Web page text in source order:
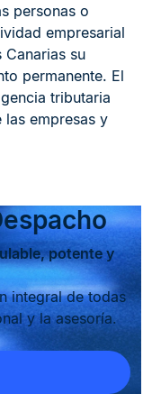
personas o
empresarial
su
permanente. El
tributaria
las empresas y
potente y
integral de todas
y la asesoría.